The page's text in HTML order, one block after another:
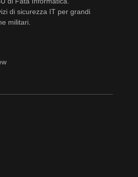
di sicurezza IT per grandi
militari.